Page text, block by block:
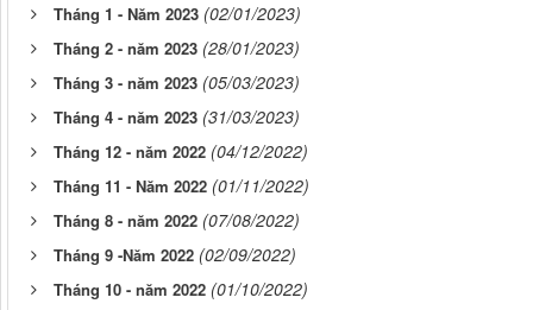
Tháng 1 - Năm 2023 (02/01/2023)
Tháng 2 - năm 2023 (28/01/2023)
Tháng 3 - năm 2023 (05/03/2023)
Tháng 4 - năm 2023 (31/03/2023)
Tháng 12 - năm 2022 (04/12/2022)
Tháng 11 - Năm 2022 (01/11/2022)
Tháng 8 - năm 2022 (07/08/2022)
Tháng 9 -Năm 2022 (02/09/2022)
Tháng 10 - năm 2022 (01/10/2022)